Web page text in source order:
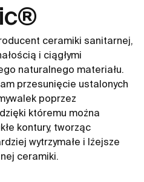
ceramiki sanitarnej,
i ciągłymi
naturalnego materiału.
przesunięcie ustalonych
poprzez
któremu można
kontury, tworząc
wytrzymałe i lżejsze
ceramiki.